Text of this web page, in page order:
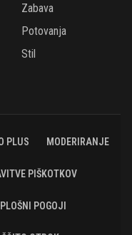
Zabava
Potovanja
Stil
PLUS MODERIRANJE
PIŠKOTKOV
POGOJI